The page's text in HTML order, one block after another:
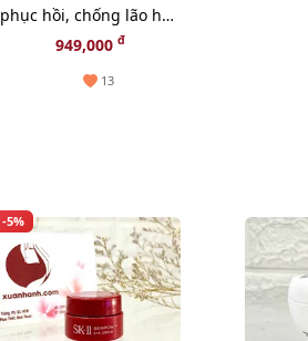
phục hồi, chống lão hoá
chuyên sâu, 30ml
949,000đ
13
-5%